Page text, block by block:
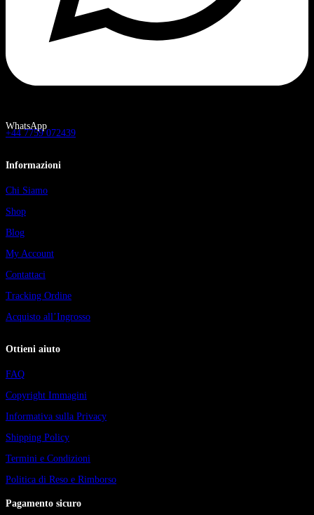
WhatsApp
+44 7759 072439
Informazioni
Chi Siamo
Shop
Blog
My Account
Contattaci
Tracking Ordine
Acquisto all’Ingrosso
Ottieni aiuto
FAQ
Copyright Immagini
Informativa sulla Privacy
Shipping Policy
Termini e Condizioni
Politica di Reso e Rimborso
Pagamento sicuro